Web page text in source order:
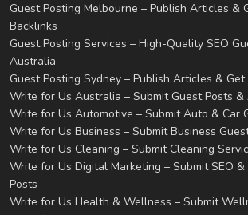
Guest Posting Melbourne – Publish Articles &
Backlinks
Guest Posting Services – High-Quality SEO
Australia
Guest Posting Sydney – Publish Articles &
Write for Us Australia – Submit Guest Posts &
Write for Us Automotive – Submit Auto & Car
Write for Us Business – Submit Business
Write for Us Cleaning – Submit Cleaning
Write for Us Digital Marketing – Submit SEO
Posts
Write for Us Health & Wellness – Submit